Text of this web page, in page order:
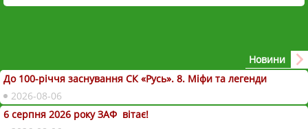
Новини
До 100-річчя заснування СК «Русь». 8. Міфи та легенди
2026-08-06
6 серпня 2026 року ЗАФ вітає!